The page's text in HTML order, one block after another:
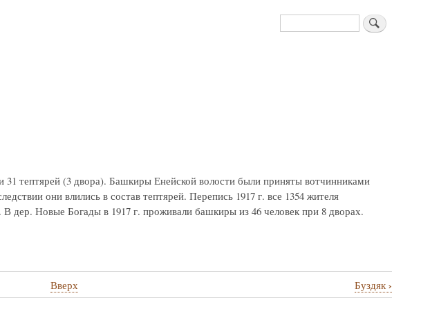
Поиск
31 тептярей (3 двора). Башкиры Енейской волости были приняты вотчинниками
они влились в состав тептярей. Перепись 1917 г. все 1354 жителя
дер. Новые Богады в 1917 г. проживали башкиры из 46 человек при 8 дворах.
Вверх Буздяк ›